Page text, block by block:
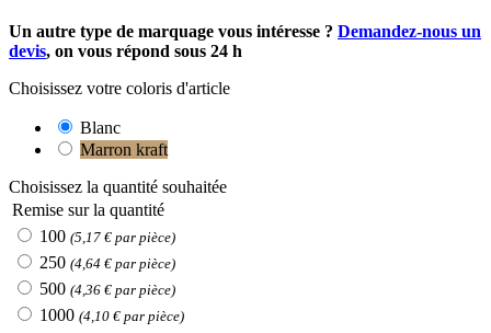
Un autre type de marquage vous intéresse ? Demandez-nous un
devis, on vous répond sous 24 h
Choisissez votre coloris d'article
Blanc
Marron kraft
Choisissez la quantité souhaitée
Remise sur la quantité
100 (5,17 € par pièce)
250 (4,64 € par pièce)
500 (4,36 € par pièce)
1000 (4,10 € par pièce)